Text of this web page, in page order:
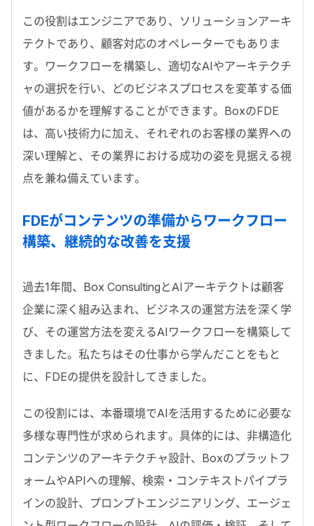
この役割はエンジニアであり、ソリューションアーキ
テクトであり、顧客対応のオペレーターでもありま
す。ワークフローを構築し、適切なAIやアーキテクチ
ャの選択を行い、どのビジネスプロセスを変革する価
値があるかを理解することができます。 BoxのFDE
は、高い技術力に加え、それぞれのお客様の業界への
深い理解と、その業界における成功の姿を見据える視
点を兼ね備えています。
FDEがコンテンツの準備からワークフロー
構築、継続的な改善を支援
過去1年間、 Box Consulting とAI アーキテクトは顧客
企業に深く組み込まれ、ビジネスの運営方法を深く学
び、その運営方法を変えるAI ワークフローを構築して
きました。私たちはその仕事から学んだことをもと
に、 FDEの提供を設計してきました。
この役割には、本番環境でAIを活用するために必要な
多様な専門性が求められます。具体的には、非構造化
コンテンツのアーキテクチャ設計、 Boxのプラットフ
ォームやAPIへの理解、検索・コンテキストパイプラ
インの設計、プロンプトエンジニアリング、エージェ